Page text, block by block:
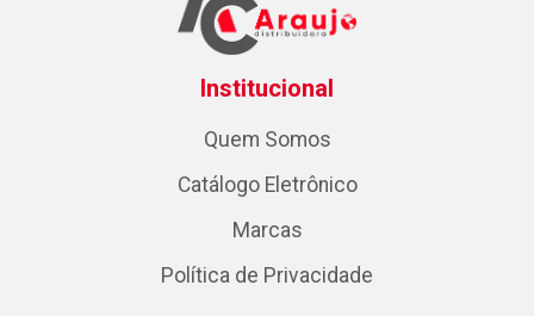
Institucional
Quem Somos
Catálogo Eletrônico
Marcas
Política de Privacidade